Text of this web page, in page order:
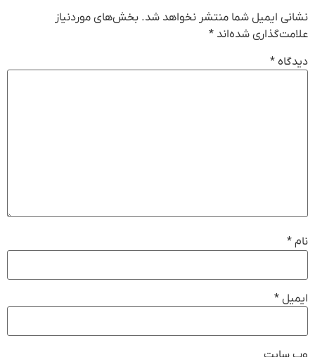
نشانی ایمیل شما منتشر نخواهد شد. بخش‌های موردنیاز
علامت‌گذاری شده‌اند *
دیدگاه *
نام *
ایمیل *